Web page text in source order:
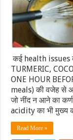
कई health issues
TURMERIC,
ONE HOUR
meals) की वजेह से
जो नींद न आने का
acidity का भी मुख्य
Read More »